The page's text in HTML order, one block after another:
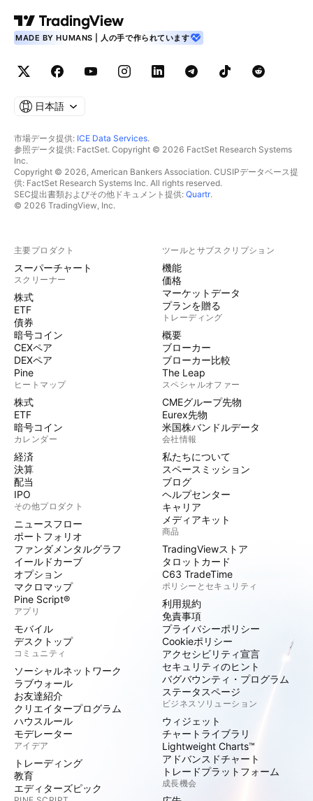
MADE BY HUMANS | 人の手で作られています
日本語
市場データ提供: ICE Data Services.
参照データ提供: FactSet. Copyright © 2026 FactSet Research Systems
Inc.
Copyright © 2026, American Bankers Association. CUSIPデータベース提
供: FactSet Research Systems Inc. All rights reserved.
SEC提出書類およびその他ドキュメント提供: Quartr.
© 2026 TradingView, Inc.
主要プロダクト
スーパーチャート
スクリーナー
株式
ETF
債券
暗号コイン
CEXペア
DEXペア
Pine
ヒートマップ
株式
ETF
暗号コイン
カレンダー
経済
決算
配当
IPO
その他プロダクト
ニュースフロー
ポートフォリオ
ファンダメンタルグラフ
イールドカーブ
オプション
マクロマップ
Pine Script®
アプリ
モバイル
デスクトップ
コミュニティ
ソーシャルネットワーク
ラブウォール
お友達紹介
クリエイタープログラム
ハウスルール
モデレーター
アイデア
トレーディング
教育
エディターズピック
ツールとサブスクリプション
機能
価格
マーケットデータ
プランを贈る
トレーディング
概要
ブローカー
ブローカー比較
The Leap
スペシャルオファー
CMEグループ先物
Eurex先物
米国株バンドルデータ
会社情報
私たちについて
スペースミッション
ブログ
ヘルプセンター
キャリア
メディアキット
商品
TradingViewストア
タロットカード
C63 TradeTime
ポリシーとセキュリティ
利用規約
免責事項
プライバシーポリシー
Cookieポリシー
アクセシビリティ宣言
セキュリティのヒント
バグバウンティ・プログラム
ステータスページ
ビジネスソリューション
ウィジェット
チャートライブラリ
Lightweight Charts™
アドバンスドチャート
トレードプラットフォーム
成長機会